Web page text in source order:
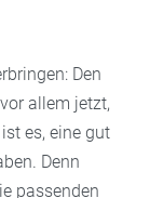
Den
allem jetzt,
es, eine gut
Denn
passenden